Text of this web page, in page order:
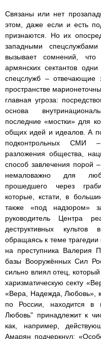
Связаны или нет
этом, даже если и есть
признаются. Но их
западными
вызывает сомнений,
армянских сектантов
спецслужб – отвечающие
пространстве
главная угроза:
основа
последние «мостки» для
общих идей и идеалов. А
подконтрольных СМИ
разложения общества,
способ завлечения порой
немаловажно для
прошедшего через
которые, кстати, в
также «под надзором»
руководитель Центра
деструктивных
обращаясь к теме
на преступника Валерия
базы Вооружённых Сил
сильно влиял отец,
харизматическую секту
«Вера, Надежда, Любовь»,
по России, находится в
Любовь" принадлежит к
как, например,
Амарян подчеркнул: